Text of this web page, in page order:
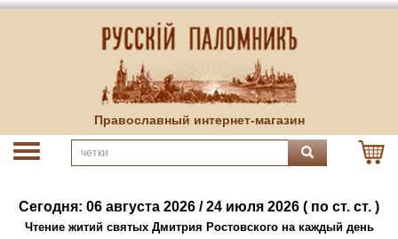
Православный интернет-магазин
Сегодня: 06 августа 2026 / 24 июля 2026 ( по ст. ст. )
Чтение житий святых Дмитрия Ростовского на каждый день